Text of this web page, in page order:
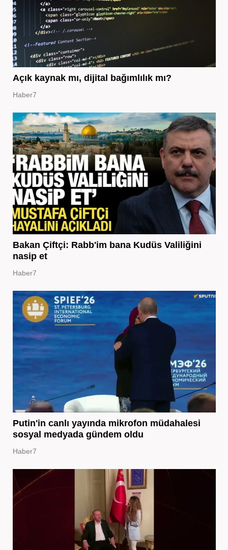
Açık kaynak mı, dijital bağımlılık mı?
Haber7
Bakan Çiftçi: Rabb'im bana Kudüs Valiliğini
nasip et
Haber7
Putin'in canlı yayında mikrofon müdahalesi
sosyal medyada gündem oldu
Haber7